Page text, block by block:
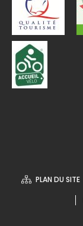
PLAN DU SITE